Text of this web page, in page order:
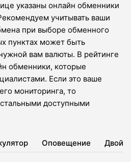
указаны онлайн обменники
учитывать ваши
при выборе обменного
пунктах может быть
вам валюты. В рейтинге
обменники, которые
Если это ваше
мониторинга, то
доступными
Оповещение